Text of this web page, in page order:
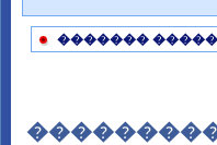
�������